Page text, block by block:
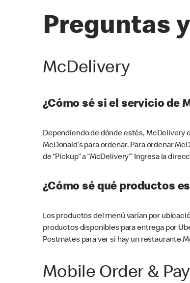
Preguntas
McDelivery
¿Cómo sé si el servicio de
Dependiendo de dónde estés, McDelivery
McDonald’s para ordenar. Para ordenar
de “Pickup” a “McDelivery’” Ingresa la
¿Cómo sé qué productos
Los productos del menú varían por
productos disponibles para entrega por
Postmates para ver si hay un restaurante
Mobile Order & Pay